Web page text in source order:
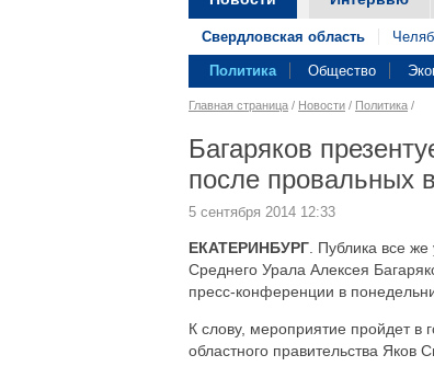
Свердловская область
Политика Общество
Главная страница / Новости / Политика /
Багаряков
после провальных
5 сентября 2014 12:33
ЕКАТЕРИНБУРГ . Публика все
Среднего Урала Алексея
пресс-конференции в
К слову, мероприятие пройдет в
областного правительства Яков